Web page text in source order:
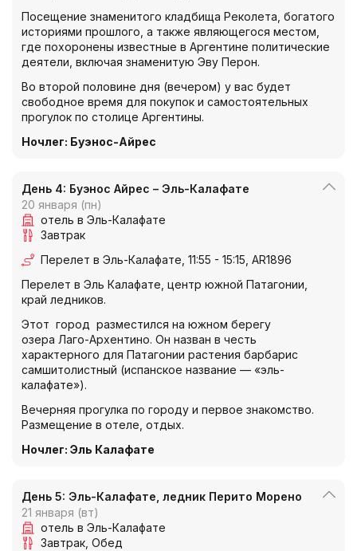
Посещение знаменитого кладбища Реколета, богатого
историями прошлого, а также являющегося местом,
где похоронены известные в Аргентине политические
деятели, включая знаменитую Эву Перон.
Во второй половине дня (вечером) у вас будет
свободное время для покупок и самостоятельных
прогулок по столице Аргентины.
Ночлег: Буэнос-Айрес
День 4: Буэнос Айрес – Эль-Калафате
20 января (пн)
отель в Эль-Калафате
Завтрак
Перелет в Эль-Калафате, 11:55 - 15:15, AR1896
Перелет в Эль Калафате, центр южной Патагонии,
край ледников.
Этот город разместился на южном берегу
озера Лаго-Архентино. Он назван в честь
характерного для Патагонии растения барбарис
самшитолистный (испанское название — «эль-
калафате»).
Вечерняя прогулка по городу и первое знакомство.
Размещение в отеле, отдых.
Ночлег: Эль Калафате
День 5: Эль-Калафате, ледник Перито Морено
21 января (вт)
отель в Эль-Калафате
Завтрак Обед